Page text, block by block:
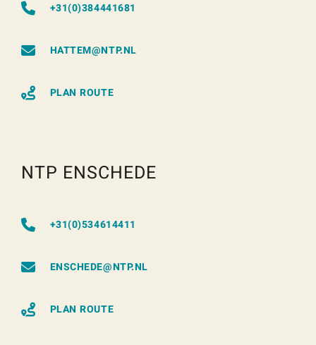
+31(0)384441681
HATTEM@NTP.NL
PLAN ROUTE
NTP ENSCHEDE
+31(0)534614411
ENSCHEDE@NTP.NL
PLAN ROUTE